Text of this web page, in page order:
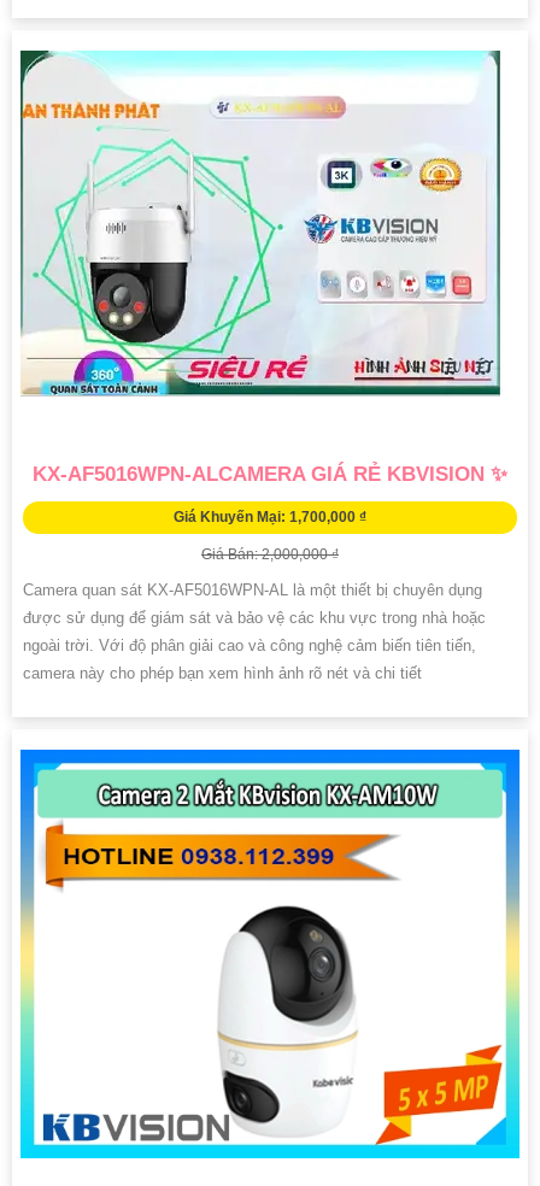
KX-AF5016WPN-ALCAMERA GIÁ RẺ KBVISION ✨
Giá Khuyến Mại: 1,700,000 ₫
Giá Bán: 2,000,000 ₫
Camera quan sát KX-AF5016WPN-AL là một thiết bị chuyên dụng
được sử dụng để giám sát và bảo vệ các khu vực trong nhà hoặc
ngoài trời. Với độ phân giải cao và công nghệ cảm biến tiên tiến,
camera này cho phép bạn xem hình ảnh rõ nét và chi tiết